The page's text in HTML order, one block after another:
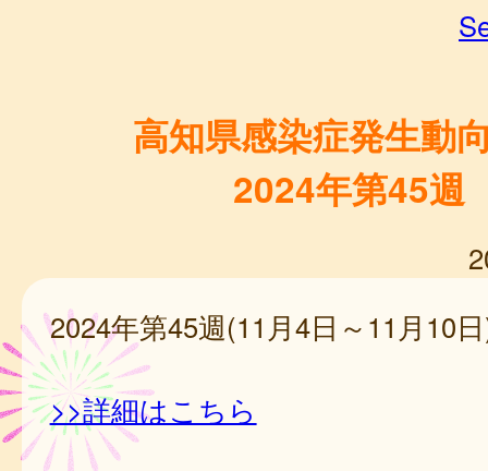
高知県感染症発生動
2024年第45週
2024年第45週(11月4日～11月10
>>詳細はこちら